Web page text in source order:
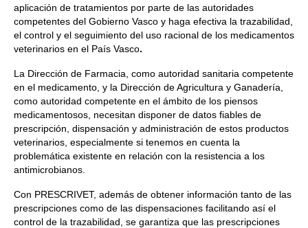
aplicación de tratamientos por parte de las autoridades
competentes del Gobierno Vasco y haga efectiva la trazabilidad,
el control y el seguimiento del uso racional de los medicamentos
veterinarios en el País Vasco.
La Dirección de Farmacia, como autoridad sanitaria competente
en el medicamento, y la Dirección de Agricultura y Ganadería,
como autoridad competente en el ámbito de los piensos
medicamentosos, necesitan disponer de datos fiables de
prescripción, dispensación y administración de estos productos
veterinarios, especialmente si tenemos en cuenta la
problemática existente en relación con la resistencia a los
antimicrobianos.
Con PRESCRIVET, además de obtener información tanto de las
prescripciones como de las dispensaciones facilitando así el
control de la trazabilidad, se garantiza que las prescripciones